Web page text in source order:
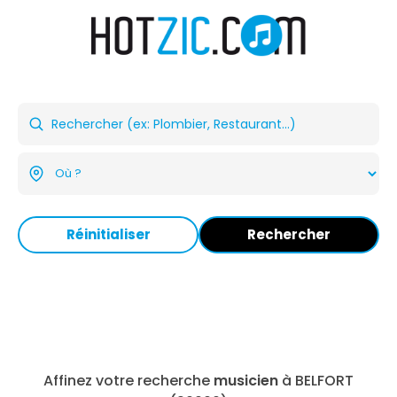
Réinitialiser Rechercher
Affinez votre recherche musicien à BELFORT